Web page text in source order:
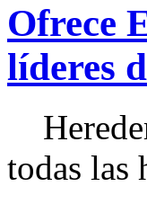
Ofrece
líderes
todas las